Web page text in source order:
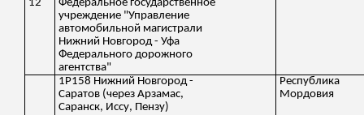
12
Федеральное государственное
учреждение "Управление
автомобильной магистрали
Нижний Новгород - Уфа
Федерального дорожного
агентства"
1Р158 Нижний Новгород -
Саратов (через Арзамас,
Саранск, Иссу, Пензу)
Республика
Мордовия